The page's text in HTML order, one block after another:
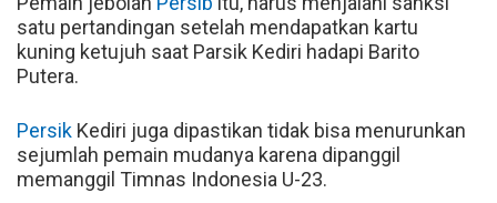
satu pertandingan setelah mendapatkan kartu
kuning ketujuh saat Parsik Kediri hadapi Barito
Putera.
Persik Kediri juga dipastikan tidak bisa menurunkan
sejumlah pemain mudanya karena dipanggil
memanggil Timnas Indonesia U-23.